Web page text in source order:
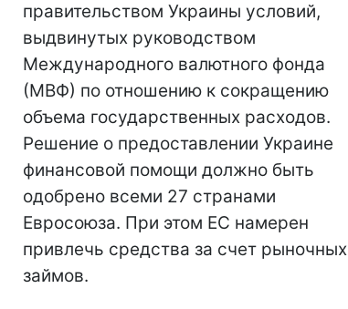
правительством Украины условий,
выдвинутых руководством
Международного валютного фонда
(МВФ) по отношению к сокращению
объема государственных расходов.
Решение о предоставлении Украине
финансовой помощи должно быть
одобрено всеми 27 странами
Евросоюза. При этом ЕС намерен
привлечь средства за счет рыночных
займов.